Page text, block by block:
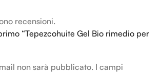
recensioni.
“Tepezcohuite Gel Bio rimedio per
non sarà pubblicato. I campi